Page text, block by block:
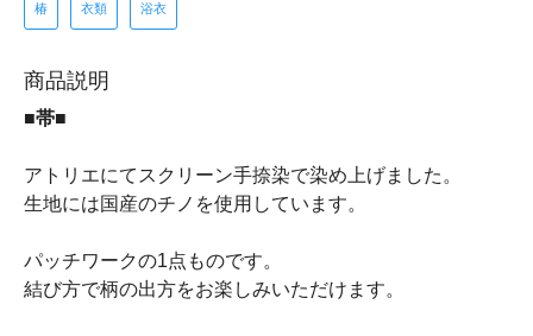
椿 衣類 浴衣
商品説明
■帯■
アトリエにてスクリーン手捺染で染め上げました。
生地には国産のチノを使用しています。
パッチワークの1点ものです。
結び方で柄の出方をお楽しみいただけます。